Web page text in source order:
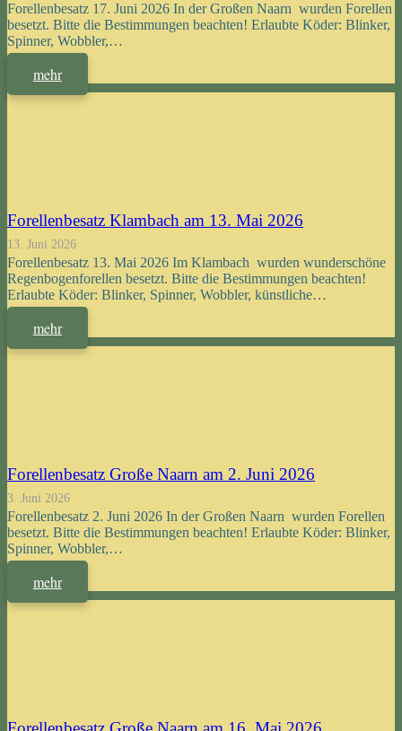
Forellenbesatz 17. Juni 2026 In der Großen Naarn wurden Forellen
besetzt. Bitte die Bestimmungen beachten! Erlaubte Köder: Blinker,
Spinner, Wobbler,…
mehr
Forellenbesatz Klambach am 13. Mai 2026
13. Juni 2026
Forellenbesatz 13. Mai 2026 Im Klambach wurden wunderschöne
Regenbogenforellen besetzt. Bitte die Bestimmungen beachten!
Erlaubte Köder: Blinker, Spinner, Wobbler, künstliche…
mehr
Forellenbesatz Große Naarn am 2. Juni 2026
3. Juni 2026
Forellenbesatz 2. Juni 2026 In der Großen Naarn wurden Forellen
besetzt. Bitte die Bestimmungen beachten! Erlaubte Köder: Blinker,
Spinner, Wobbler,…
mehr